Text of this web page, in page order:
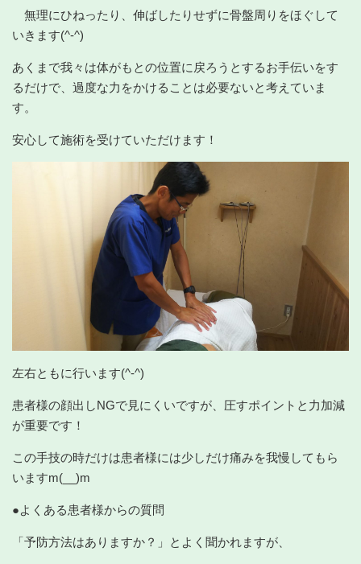
無理にひねったり、伸ばしたりせずに骨盤周りをほぐして
いきます(^-^)
あくまで我々は体がもとの位置に戻ろうとするお手伝いをす
るだけで、過度な力をかけることは必要ないと考えていま
す。
安心して施術を受けていただけます！
左右ともに行います(^-^)
患者様の顔出しNGで見にくいですが、圧すポイントと力加減
が重要です！
この手技の時だけは患者様には少しだけ痛みを我慢してもら
いますm(__)m
●よくある患者様からの質問
「予防方法はありますか？」とよく聞かれますが、